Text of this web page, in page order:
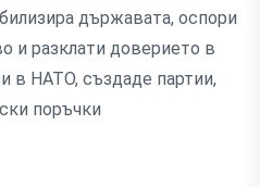
държавата, оспори
и разклати доверието в
в НАТО, създаде партии,
поръчки